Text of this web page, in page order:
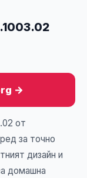
→
от
за точно
дизайн и
домашна